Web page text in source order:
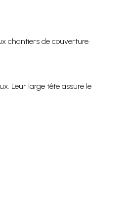
chantiers de couverture.
Leur large tête assure le